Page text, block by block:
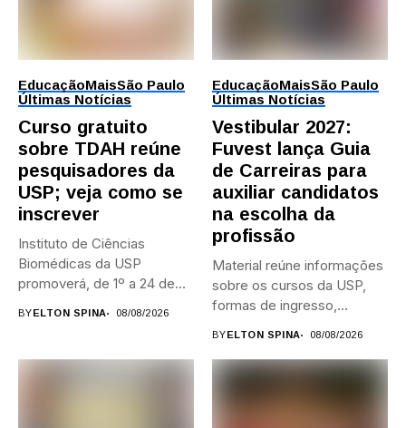
EducaçãoMaisSão Paulo
Últimas Notícias
Curso gratuito
sobre TDAH reúne
pesquisadores da
USP; veja como se
inscrever
Instituto de Ciências
Biomédicas da USP
promoverá, de 1º a 24 de...
BY ELTON SPINA 08/08/2026
EducaçãoMaisSão Paulo
Últimas Notícias
Vestibular 2027:
Fuvest lança Guia
de Carreiras para
auxiliar candidatos
na escolha da
profissão
Material reúne informações
sobre os cursos da USP,
formas de ingresso,
BY ELTON SPINA 08/08/2026